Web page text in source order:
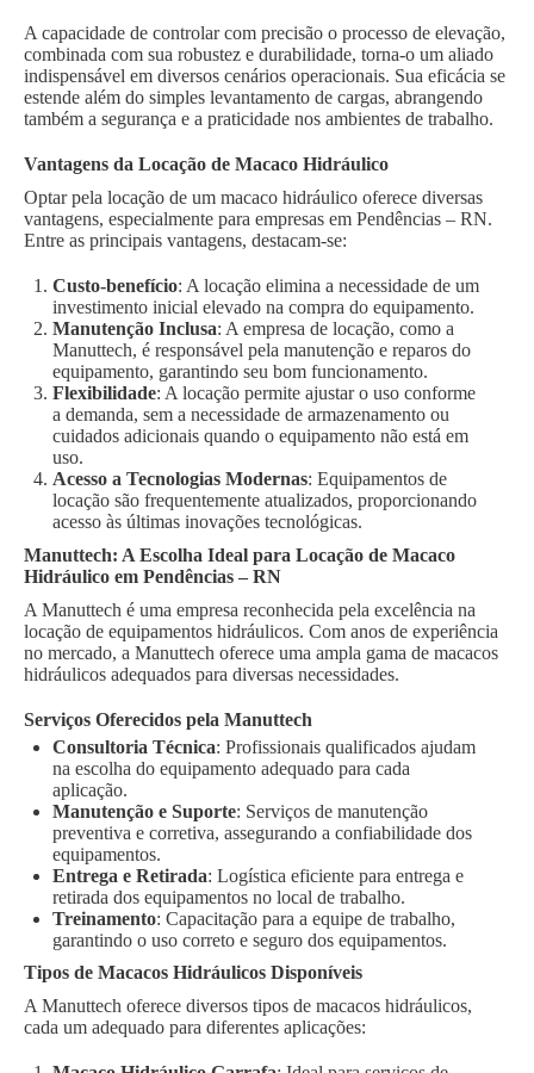
A capacidade de controlar com precisão o processo de elevação,
combinada com sua robustez e durabilidade, torna-o um aliado
indispensável em diversos cenários operacionais. Sua eficácia se
estende além do simples levantamento de cargas, abrangendo
também a segurança e a praticidade nos ambientes de trabalho.
Vantagens da Locação de Macaco Hidráulico
Optar pela locação de um macaco hidráulico oferece diversas
vantagens, especialmente para empresas em Pendências – RN.
Entre as principais vantagens, destacam-se:
Custo-benefício: A locação elimina a necessidade de um
investimento inicial elevado na compra do equipamento.
Manutenção Inclusa: A empresa de locação, como a
Manuttech, é responsável pela manutenção e reparos do
equipamento, garantindo seu bom funcionamento.
Flexibilidade: A locação permite ajustar o uso conforme
a demanda, sem a necessidade de armazenamento ou
cuidados adicionais quando o equipamento não está em
uso.
Acesso a Tecnologias Modernas: Equipamentos de
locação são frequentemente atualizados, proporcionando
acesso às últimas inovações tecnológicas.
Manuttech: A Escolha Ideal para Locação de Macaco
Hidráulico em Pendências – RN
A Manuttech é uma empresa reconhecida pela excelência na
locação de equipamentos hidráulicos. Com anos de experiência
no mercado, a Manuttech oferece uma ampla gama de macacos
hidráulicos adequados para diversas necessidades.
Serviços Oferecidos pela Manuttech
Consultoria Técnica: Profissionais qualificados ajudam
na escolha do equipamento adequado para cada
aplicação.
Manutenção e Suporte: Serviços de manutenção
preventiva e corretiva, assegurando a confiabilidade dos
equipamentos.
Entrega e Retirada: Logística eficiente para entrega e
retirada dos equipamentos no local de trabalho.
Treinamento: Capacitação para a equipe de trabalho,
garantindo o uso correto e seguro dos equipamentos.
Tipos de Macacos Hidráulicos Disponíveis
A Manuttech oferece diversos tipos de macacos hidráulicos,
cada um adequado para diferentes aplicações: